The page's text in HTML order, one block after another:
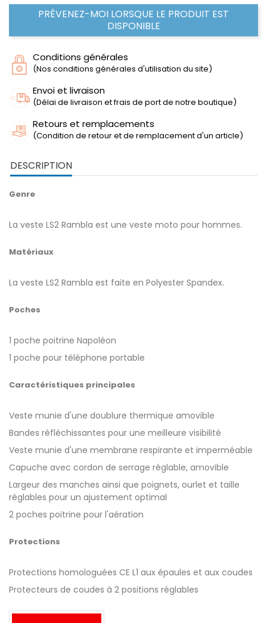
PRÉVENEZ-MOI LORSQUE LE PRODUIT EST
DISPONIBLE
Conditions générales
(Nos conditions générales d'utilisation du site)
Envoi et livraison
(Délai de livraison et frais de port de notre boutique)
Retours et remplacements
(Condition de retour et de remplacement d'un article)
DESCRIPTION
Genre
La veste LS2 Rambla est une veste moto pour hommes.
Matériaux
La veste LS2 Rambla est faite en Polyester Spandex.
Poches
1 poche poitrine Napoléon
1 poche pour téléphone portable
Caractéristiques principales
Veste munie d'une doublure thermique amovible
Bandes réfléchissantes pour une meilleure visibilité
Veste munie d'une membrane respirante et imperméable
Capuche avec cordon de serrage réglable, amovible
Largeur des manches ainsi que poignets, ourlet et taille
réglables pour un ajustement optimal
2 poches poitrine pour l'aération
Protections
Protections homologuées CE L1 aux épaules et aux coudes
Protecteurs de coudes à 2 positions réglables